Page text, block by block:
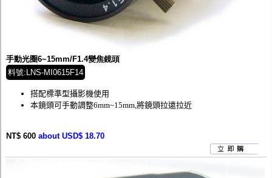
手動光圈6~15mm/F1.4變焦鏡頭
料號:LNS-MI0615F14
搭配標準型攝影機使用
本鏡頭可手動調整6mm~15mm,將鏡頭拉遠拉近
NT$ 600 about USD$ 18.70